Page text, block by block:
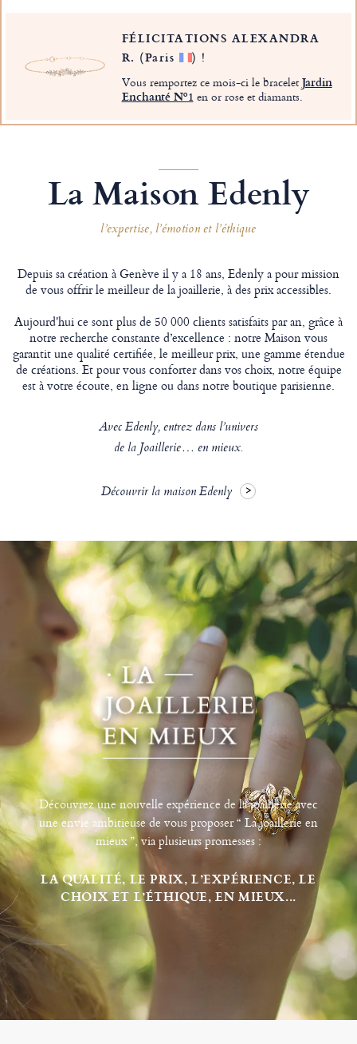
FÉLICITATIONS ALEXANDRA
R. (Paris ) !
Vous remportez ce mois-ci le braceletJardin
Enchanté Nº1 en or rose et diamants.
La Maison Edenly
l’expertise, l’émotion et l’éthique
Depuis sa création à Genève il y a 18 ans, Edenly a pour mission
de vous offrir le meilleur de la joaillerie, à des prix accessibles.
Aujourd'hui ce sont plus de 50 000 clients satisfaits par an, grâce à
notre recherche constante d’excellence : notre Maison vous
garantit une qualité certifiée, le meilleur prix, une gamme étendue
de créations. Et pour vous conforter dans vos choix, notre équipe
est à votre écoute, en ligne ou dans notre boutique parisienne.
Avec Edenly, entrez dans l’univers
de la Joaillerie… en mieux.
Découvrir la maison Edenly
Découvrez une nouvelle expérience de la joaillerie avec
une envie ambitieuse de vous proposer “ La joaillerie en
mieux ”, via plusieurs promesses :
LA QUALITÉ, LE PRIX, L’EXPÉRIENCE, LE
CHOIX ET L’ÉTHIQUE, EN MIEUX...